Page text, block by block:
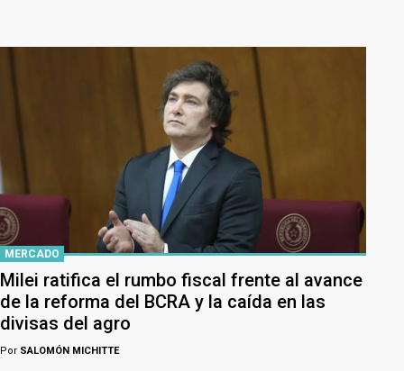
MERCADO
Milei ratifica el rumbo fiscal frente al avance
de la reforma del BCRA y la caída en las
divisas del agro
Por SALOMÓN MICHITTE